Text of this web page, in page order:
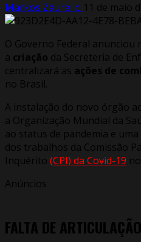
Markos Zaurelio 11 de maio
O Governo Federal anunciou
a criação da Secreteria de
centralizará as ações de
no Brasil.
A instalação do novo órgão
a Organização Mundial da
ao status de pandemia e
dos trabalhos da Comissão
Inquérito (CPI) da Covid-19
Anúncios
FALTA DE